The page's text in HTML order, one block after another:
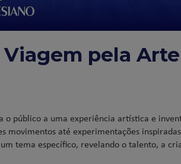
pela
o público a uma experiência artística e
movimentos até experimentações
tema específico, revelando o talento, a